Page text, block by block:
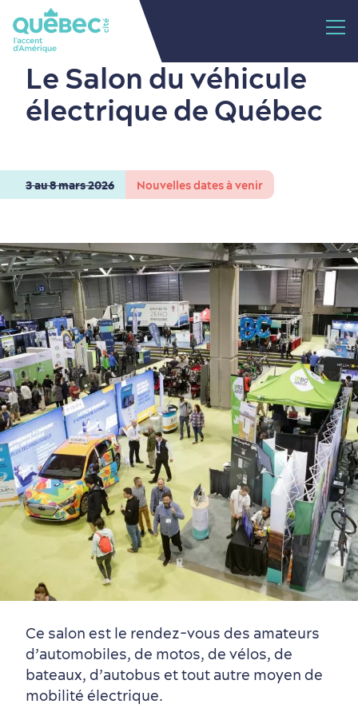
Vieux-Québec
Quartiers centraux
Autour du centre-ville
Incontournables
Quoi faire en août
Activités en été
7 expériences gourmandes
Produits locaux
Où dormir?
Vieux-Québec
Hôtels écologiques
Forfaits et rabais
Magazine Québec cité
Le Salon du véhicule
électrique de Québec
3 au 8 mars 2026 Nouvelles dates à venir
Ce salon est le rendez-vous des amateurs
d’automobiles, de motos, de vélos, de
bateaux, d’autobus et tout autre moyen de
mobilité électrique.